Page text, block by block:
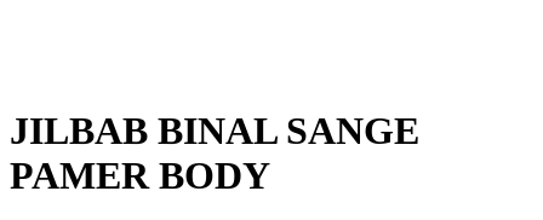
JILBAB BINAL SANGE
PAMER BODY